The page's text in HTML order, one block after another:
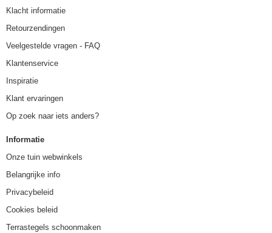
Klacht informatie
Retourzendingen
Veelgestelde vragen - FAQ
Klantenservice
Inspiratie
Klant ervaringen
Op zoek naar iets anders?
Informatie
Onze tuin webwinkels
Belangrijke info
Privacybeleid
Cookies beleid
Terrastegels schoonmaken